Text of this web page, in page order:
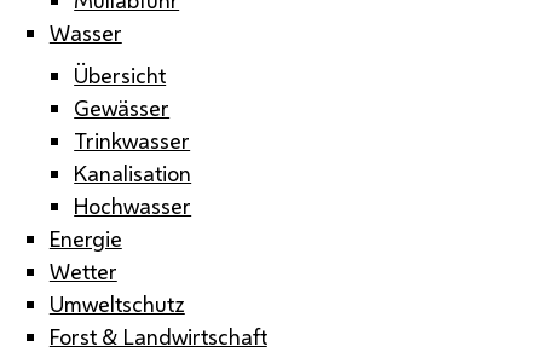
Wasser
Übersicht
Gewässer
Trinkwasser
Kanalisation
Hochwasser
Energie
Wetter
Umweltschutz
Forst & Landwirtschaft